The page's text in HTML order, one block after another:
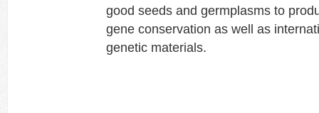
good seeds and germplasms to
gene conservation as well as
genetic materials.